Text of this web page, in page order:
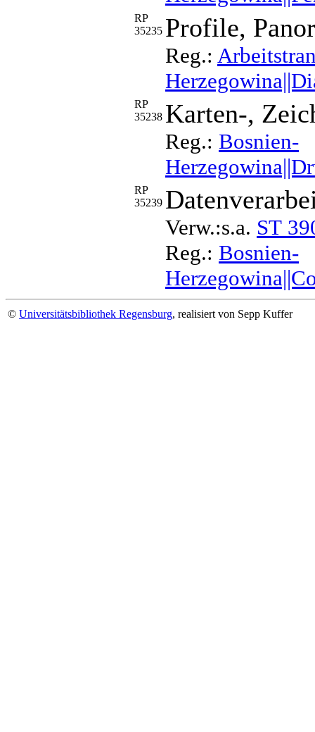
RP
35235 Profile,
Reg.:
RP
35238 Karten-,
Reg.: Bosnien-
RP
35239
Verw.:s.a. ST
Reg.: Bosnien-
© Universitätsbibliothek Regensburg, realisiert von Sepp Kuffer